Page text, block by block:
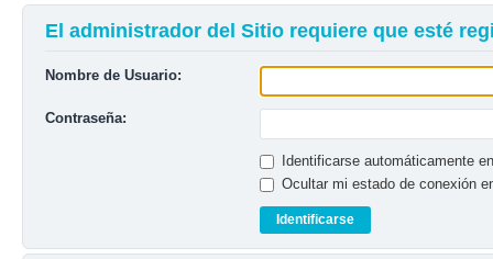
El administrador del Sitio requiere que esté
Nombre de Usuario:
Contraseña:
Identificarse automáticamente
Ocultar mi estado de conexión